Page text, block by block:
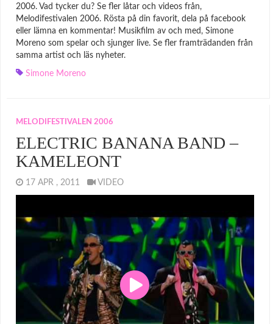
2006. Vad tycker du? Se fler låtar och videos från,
Melodifestivalen 2006. Rösta på din favorit, dela på facebook
eller lämna en kommentar! Musikfilm av och med, Simone
Moreno som spelar och sjunger live. Se fler framträdanden från
samma artist och läs nyheter.
Simone Moreno
MELODIFESTIVALEN 2006
ELECTRIC BANANA BAND –
KAMELEONT
17 APR , 2011 VIDEO